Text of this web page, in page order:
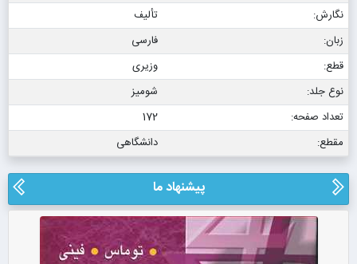
نگارش:
تألیف
زبان:
فارسی
قطع:
وزیری
نوع جلد:
شومیز
تعداد صفحه:
172
مقطع:
دانشگاهی
پیشنهاد ما